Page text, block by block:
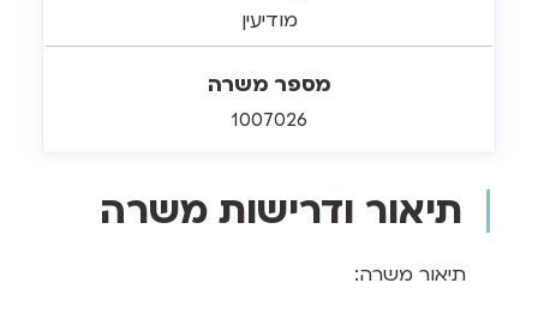
מודיעין
מספר משרה
1007026
תיאור ודרישות משרה
תיאור משרה: